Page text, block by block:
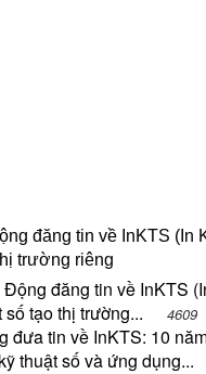
đăng tin về InKTS (In
trường riêng
đăng tin về InKTS
tạo thị trường...
4609
đưa tin về InKTS: 10
thuật số và ứng dụng...